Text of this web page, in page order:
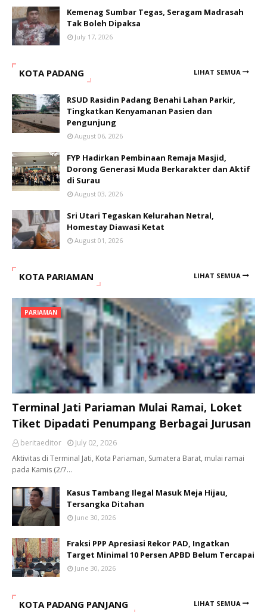
Kemenag Sumbar Tegas, Seragam Madrasah
Tak Boleh Dipaksa
July 17, 2026
KOTA PADANG LIHAT SEMUA
RSUD Rasidin Padang Benahi Lahan Parkir,
Tingkatkan Kenyamanan Pasien dan
Pengunjung
August 06, 2026
FYP Hadirkan Pembinaan Remaja Masjid,
Dorong Generasi Muda Berkarakter dan Aktif
di Surau
August 03, 2026
Sri Utari Tegaskan Kelurahan Netral,
Homestay Diawasi Ketat
August 01, 2026
KOTA PARIAMAN LIHAT SEMUA
PARIAMAN
Terminal Jati Pariaman Mulai Ramai, Loket
Tiket Dipadati Penumpang Berbagai Jurusan
beritaeditor
July 02, 2026
Aktivitas di Terminal Jati, Kota Pariaman, Sumatera Barat, mulai ramai
pada Kamis (2/7…
Kasus Tambang Ilegal Masuk Meja Hijau,
Tersangka Ditahan
June 30, 2026
Fraksi PPP Apresiasi Rekor PAD, Ingatkan
Target Minimal 10 Persen APBD Belum Tercapai
June 30, 2026
KOTA PADANG PANJANG LIHAT SEMUA